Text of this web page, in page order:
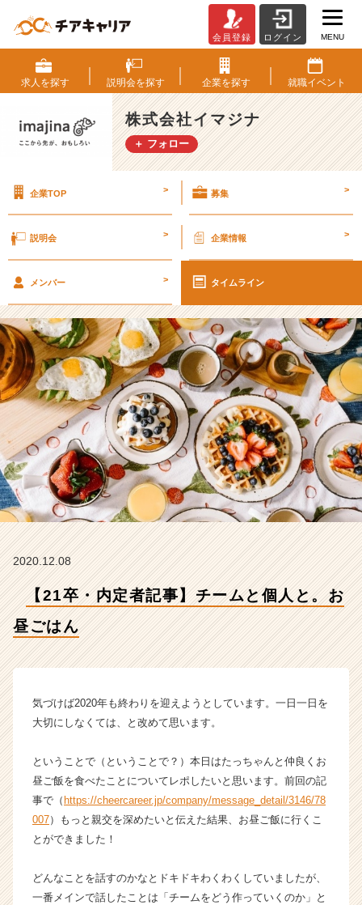
1
卒・
内
定
者
記
ム
人
昼
ご
は
ん
【株
式
会
社
イ
マ
ジ
の
ラ
イ
ャ
ー・
長
か
ら
ウ
ト
会員登録 ログイン MENU
求人を探す 説明会を探す 企業を探す 就職イベント
株式会社イマジナ
＋ フォロー
企業TOP > 募集 >
説明会 > 企業情報 >
メンバー > タイムライン
2020.12.08
【21卒・内定者記事】チームと個人と。お
昼ごはん
気づけば2020年も終わりを迎えようとしています。一日一日を
大切にしなくては、と改めて思います。
ということで（ということで？）本日はたっちゃんと仲良くお
昼ご飯を食べたことについてレポしたいと思います。前回の記
事で（ https://cheercareer.jp/company/message_detail/3146/78
007）もっと親交を深めたいと伝えた結果、お昼ご飯に行くこ
とができました！
どんなことを話すのかなとドキドキわくわくしていましたが、
一番メインで話したことは「チームをどう作っていくのか」と